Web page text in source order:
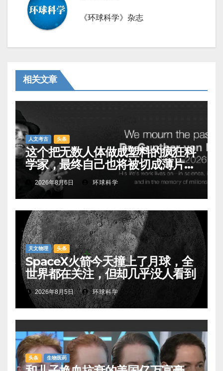
《环球科学》杂志
相关文章
人文考古 头条
这个把无数人体做成塑料的疯狂科
学家，最终自己也将被切成薄片展
出2026年8月6日 环球科学
天文物理 头条
SpaceX火箭今天撞上了月球，全
世界都在关注，但却几乎没人看到
2026年8月5日 环球科学
头条 生物医药